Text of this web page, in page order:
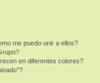
me puedo unir a ellos?
en diferentes colores?